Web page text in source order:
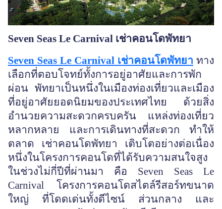
Seven Seas Le Carnival เช่าคอนโดพัทยา
Seven Seas Le Carnival เช่าคอนโดพัทยา ทาง
เลือกที่ตอบโจทย์ทั้งการอยู่อาศัยและการพัก
ผ่อน พัทยาเป็นหนึ่งในเมืองท่องเที่ยวและเมือง
ที่อยู่อาศัยยอดนิยมของประเทศไทย ด้วยสิ่ง
อำนวยความสะดวกครบครัน แหล่งท่องเที่ยว
หลากหลาย และการเดินทางที่สะดวก ทำให้
ตลาด เช่าคอนโดพัทยา เติบโตอย่างต่อเนื่อง
หนึ่งในโครงการคอนโดที่ได้รับความสนใจสูง
ในช่วงไม่กี่ปีที่ผ่านมา คือ Seven Seas Le
Carnival โครงการคอนโดสไตล์รีสอร์ทขนาด
ใหญ่ ที่โดดเด่นทั้งดีไซน์ ส่วนกลาง และ